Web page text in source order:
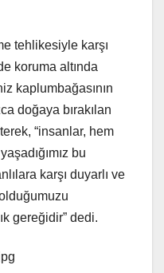
tehlikesiyle karşı
koruma altında
kaplumbağasının
doğaya bırakılan
“insanlar, hem
bu
karşı duyarlı ve
gereğidir” dedi.